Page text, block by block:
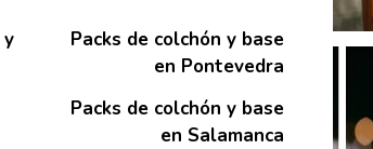
y
Packs de colchón y base
en Pontevedra
Packs de colchón y base
en Salamanca